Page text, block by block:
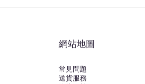
網站地圖
常見問題
送貨服務